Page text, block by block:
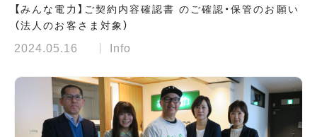
【みんな電力】ご契約内容確認書 のご確認・保管のお願い
（法人のお客さま対象）
2024.05.16 Info